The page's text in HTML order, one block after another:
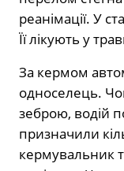
реанімації. У
Її лікують у
За кермом
односелець.
зеброю, водій
призначили
кермувальник